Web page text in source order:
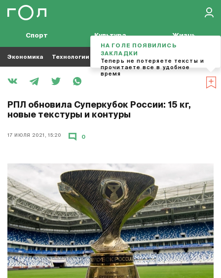
Спорт Культура Жизнь
Экономика Технологии Кино Футбол
РПЛ обновила Суперкубок России: 15 кг,
новые текстуры и контуры
17 ИЮЛЯ 2021, 15:20 0
НА ГОЛЕ ПОЯВИЛИСЬ
ЗАКЛАДКИ
Теперь не потеряете тексты и
прочитаете все в удобное
время